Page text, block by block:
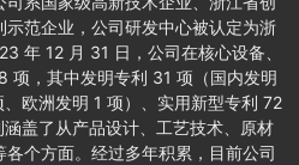
范企业，公司研发中心被认定为浙
年 12 月 31 日，公司在核心设备、
项，其中发明专利 31 项（国内发明
欧洲发明 1 项）、实用新型专利 72
盖了从产品设计、工艺技术、原材
个方面。经过多年积累，目前公司